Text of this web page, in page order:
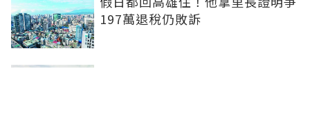
197萬退稅仍敗訴